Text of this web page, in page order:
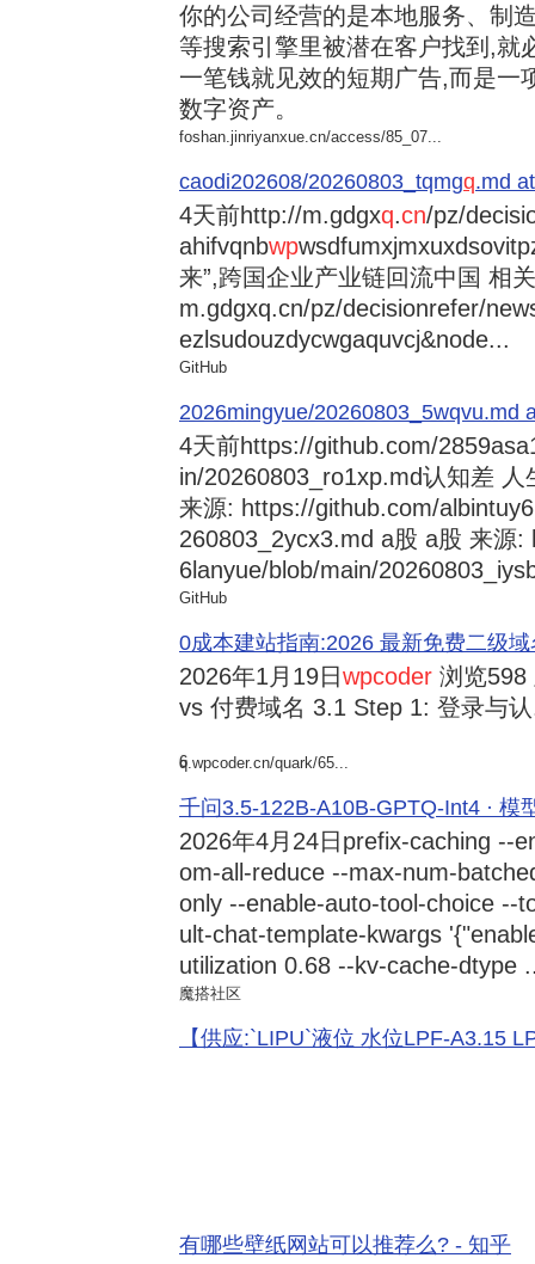
你的公司经营的是本地服务、制
等搜索引擎里被潜在客户找到,就
一笔钱就见效的短期广告,而是一
数字资产。
foshan.jinriyanxue.cn/access/85_07...
caodi202608/20260803_tqmgq.md
4天前http://m.gdgxq.cn/pz/
ahifvqnbwp
来”,跨国企业产业链回流中国 相
m.gdgxq.cn/pz/decisionrefer/
ezlsudouzdycwgaquvcj&node...
GitHub
2026mingyue/20260803_5wqvu.md
4天前https://github.com/
in/20260803_ro1xp.md认知差
来源: https://github.com/
260803_2ycx3.md a股 a股 来源
6lanyue/blob/main/
GitHub
0成本建站指南:2026 最新免费二级
2026年1月19日wpcoder 浏览598
vs 付费域名 3.1 Step 1: 登录与
6
q.wpcoder.cn/quark/65...
千问3.5-122B-A10B-GPTQ-Int4 · 模
2026年4月24日 prefix-caching --
om-all-reduce --max-num-
only --enable-auto-tool-choice --
ult-chat-template-kwargs
utilization 0.68 --kv-cache-dtype
魔搭社区
【供应:`LIPU`液位 水位LPF-A3.15
有哪些壁纸网站可以推荐么? - 知乎